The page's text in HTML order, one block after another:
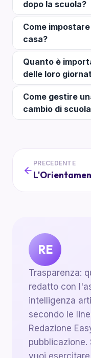
dopo la scuola?
Come
casa?
Quanto è
delle loro
Come gestire
cambio di
PRECEDENTE
RE
Trasparenza:
redatto con
intelligenza
secondo le
Redazione
pubblicazione.
vuoi